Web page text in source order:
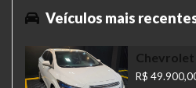
Veículos mais
Chevrolet
R$